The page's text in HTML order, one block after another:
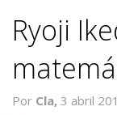
Ryoji
Por Cla, 3 abril